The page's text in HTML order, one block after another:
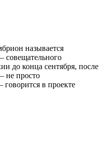
называется
совещательного
до конца сентября, после
не просто
в проекте